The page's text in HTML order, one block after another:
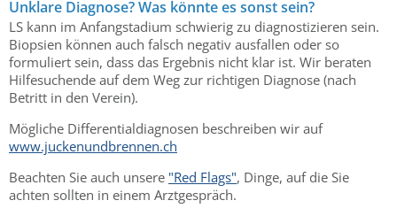
Unklare Diagnose? Was könnte es sonst sein?
LS kann im Anfangstadium schwierig zu diagnostizieren sein.
Biopsien können auch falsch negativ ausfallen oder so
formuliert sein, dass das Ergebnis nicht klar ist. Wir beraten
Hilfesuchende auf dem Weg zur richtigen Diagnose (nach
Betritt in den Verein).
Mögliche Differentialdiagnosen beschreiben wir auf
www.juckenundbrennen.ch
Beachten Sie auch unsere "Red Flags", Dinge, auf die Sie
achten sollten in einem Arztgespräch.